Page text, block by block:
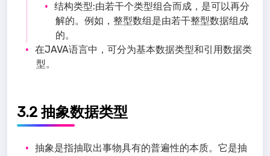
结构类型:由若干个类型组合而成，是可以再分
解的。例如，整型数组是由若干整型数据组成
的。
在JAVA语言中，可分为基本数据类型和引用数据类
型。
3.2 抽象数据类型
抽象是指抽取出事物具有的普遍性的本质。它是抽